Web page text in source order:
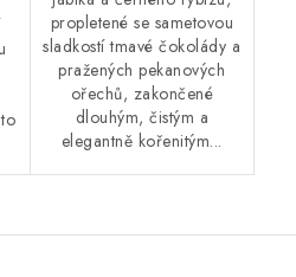
propletené se sametovou
sladkostí tmavé čokolády a
pražených pekanových
ořechů, zakončené
dlouhým, čistým a
elegantně kořenitým...